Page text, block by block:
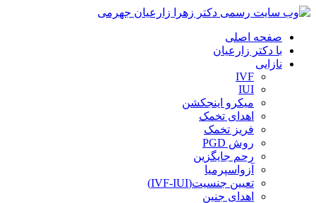
صفحه اصلی
با دکتر زارعیان
نازایی
IVF
IUI
میکرو اینجکشن
اهدای تخمک
فریز تخمک
روش PGD
رحم جایگزین
آزواسپرمیا
تعیین جنسیت(IVF-IUI)
اهدای جنین